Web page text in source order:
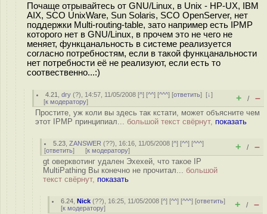
Почаще отрывайтесь от GNU/Linux, в Unix - HP-UX, IBM
AIX, SCO UnixWare, Sun Solaris, SCO OpenServer, нет
поддержки Multi-routing-table, зато например есть IPMP
которого нет в GNU/Linux, в прочем это не чего не
меняет, функцанальность в системе реализуется
согласно потребностям, если в такой функцанальности
нет потребности её не реализуют, если есть то
соотвественно...:)
4.21 ,dry (?), 14:57, 11/05/2008 [^] [^^] [^^^] [ответить][↓]
[к модератору] + / –
Простите, уж коли вы здесь так кстати, может объясните чем
этот IPMP принципиал... большой текст свёрнут, показать
5.23 ,ZANSWER (??), 16:16, 11/05/2008 [^] [^^] [^^^]
[ответить] [к модератору] + / –
gt оверквотинг удален Эхехей, что такое IP
MultiPathing Вы конечно не прочитал... большой
текст свёрнут, показать
6.24 ,Nick (??), 16:25, 11/05/2008 [^] [^^] [^^^] [ответить]
[к модератору] + / –